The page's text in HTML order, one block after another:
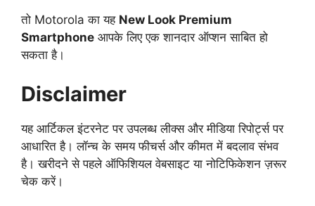
तो Motorola का यह New Look Premium
Smartphone आपके लिए एक शानदार ऑप्शन साबित हो
सकता है।
Disclaimer
यह आर्टिकल इंटरनेट पर उपलब्ध लीक्स और मीडिया रिपोर्ट्स पर
आधारित है। लॉन्च के समय फीचर्स और कीमत में बदलाव संभव
है। खरीदने से पहले ऑफिशियल वेबसाइट या नोटिफिकेशन ज़रूर
चेक करें।